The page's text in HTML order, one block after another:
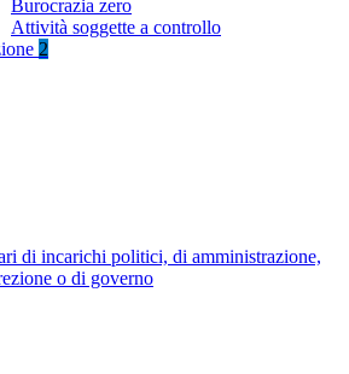
Burocrazia zero
Attività soggette a controllo
2
di incarichi politici, di amministrazione,
o di governo